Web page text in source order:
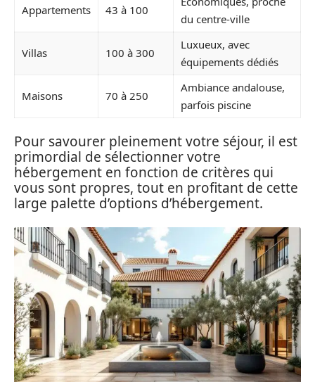
Appartements 43 à 100
du centre-ville
Villas 100 à 300
Luxueux, avec
équipements dédiés
Maisons 70 à 250
Ambiance andalouse,
parfois piscine
Pour savourer pleinement votre séjour, il est
primordial de sélectionner votre
hébergement en fonction de critères qui
vous sont propres, tout en profitant de cette
large palette d’options d’hébergement.